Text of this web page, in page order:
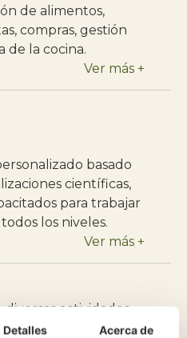
de alimentos,
compras, gestión
de la cocina.
Ver más +
basado
científicas,
para trabajar
los niveles.
Ver más +
actividades
y realizar
Detalles Acerca de